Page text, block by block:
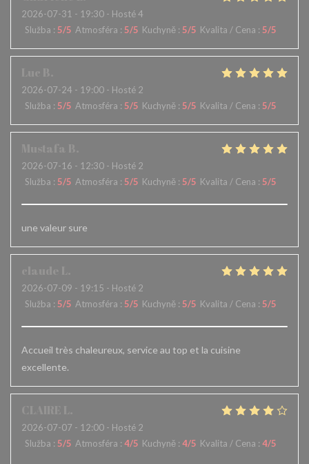
2026-07-31 - 19:30 - Hosté 4
Služba : 5/5 Atmosféra : 5/5 Kuchyně : 5/5 Kvalita / Cena : 5/5
2026-07-24 - 19:00 - Hosté 2
Služba : 5/5 Atmosféra : 5/5 Kuchyně : 5/5 Kvalita / Cena : 5/5
2026-07-16 - 12:30 - Hosté 2
Služba : 5/5 Atmosféra : 5/5 Kuchyně : 5/5 Kvalita / Cena : 5/5
une valeur sure
2026-07-09 - 19:15 - Hosté 2
Služba : 5/5 Atmosféra : 5/5 Kuchyně : 5/5 Kvalita / Cena : 5/5
Accueil très chaleureux, service au top et la cuisine
excellente.
2026-07-07 - 12:00 - Hosté 2
Služba : 5/5 Atmosféra : 4/5 Kuchyně : 4/5 Kvalita / Cena : 4/5